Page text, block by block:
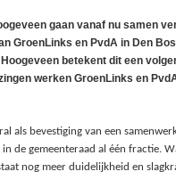
gaan vanaf nu samen
GroenLinks en PvdA in Den
betekent dit een
werken GroenLinks en
als bevestiging van een
de gemeenteraad al één fractie.
nog meer duidelijkheid en